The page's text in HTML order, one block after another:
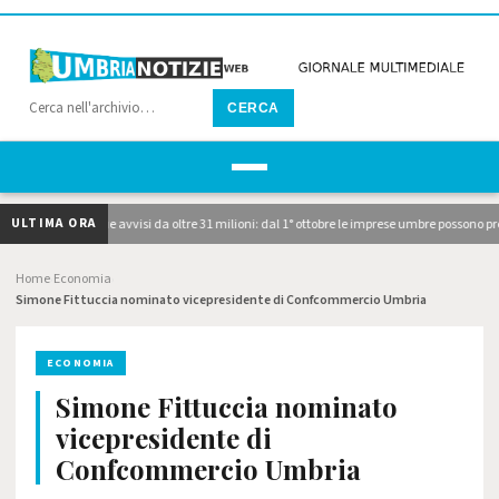
CERCA
ULTIMA ORA
pubblicati i due avvisi da oltre 31 milioni: dal 1° ottobre le imprese umbre possono
Home Economia
Simone Fittuccia nominato vicepresidente di Confcommercio Umbria
ECONOMIA
Simone Fittuccia nominato
vicepresidente di
Confcommercio Umbria